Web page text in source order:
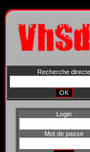
Recherche directe
Login
Mot de passe